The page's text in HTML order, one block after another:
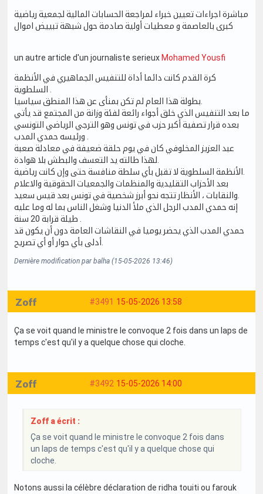
مباشرة اجراءات تعيين خبراء لمراجعة الحسابات المالية لجمعية رياضية
كبرى بالعاصمة و معطيات أولية صادمة حول شبهة تبييض اموال
un autre article d'un journaliste serieux Mohamed Yousfi
كرة القدم كانت دائما أداة للتنفيس الجماهيري في الأنظمة
ما بعد التنفيس الذي خلق أجواء رائعة لفئة وزانة من المجتمع قد يأتي
بعده قرار تصفية أكبر حزب في تونس وهو الترجي الرياضي التونسي
عبد العزيز المخلوفي كان في يوم حلقة ضعيفة في معادلة صعبة
بعد الأحزاب التقليدية والمنظمات والجمعيات الحقوقية والاعلام
إنه حمدي المدب الرجل الذي ملأ الدنيا وشغل الناس بما له وما عليه
حمدي المدب الذي يحضر يوميا في النقاشات العامة دون أن يكون قد
Dernière modification par balha (15-05-2026 13:46)
#3491 15-05-2026 13:58
Zoff
Ça se voit quand le ministre le convoque 2 fois dans un laps de
temps c'est qu'il y a quelque chose qui cloche.
#3492 15-05-2026 14:00
Zoff
Zoff a écrit :
Ça se voit quand le ministre le convoque 2 fois dans
un laps de temps c'est qu'il y a quelque chose qui
cloche.
Notons aussi la célèbre déclaration de ridha touiti ou farouk